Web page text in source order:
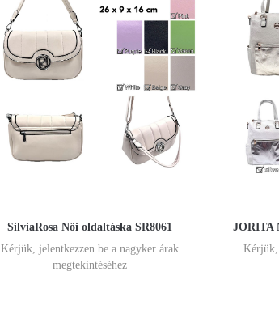
SilviaRosa Női oldaltáska SR8061
Kérjük, jelentkezzen be a nagyker árak
megtekintéséhez
JORITA
Kérjük,